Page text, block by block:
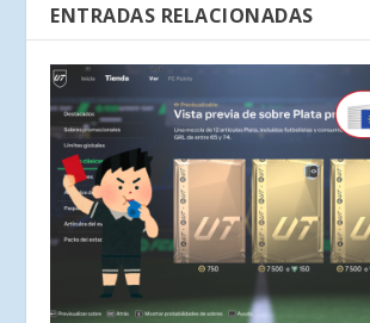
ENTRADAS RELACIONADAS